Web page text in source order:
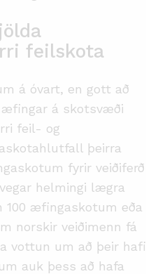
feilskota
á óvart, en gott að
æfingar á skotsvæði
feil- og
þeirra
fyrir veiðiferð
helmingi lægra
æfingaskotum eða
norskir veiðimenn fá
vottun um að þeir hafi
auk þess að hafa